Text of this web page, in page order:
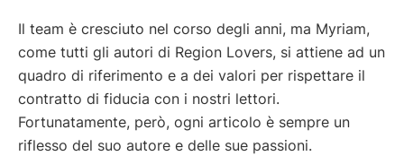
Blog
di
Claire
e
Manu
Il team è cresciuto nel corso degli anni, ma Myriam,
come tutti gli autori di Region Lovers, si attiene ad un
quadro di riferimento e a dei valori per rispettare il
contratto di fiducia con i nostri lettori.
Fortunatamente, però, ogni articolo è sempre un
riflesso del suo autore e delle sue passioni.